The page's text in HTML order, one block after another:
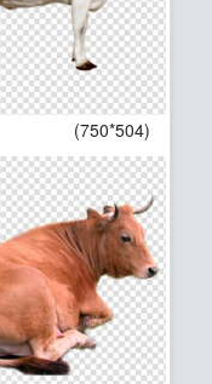
(750*504)